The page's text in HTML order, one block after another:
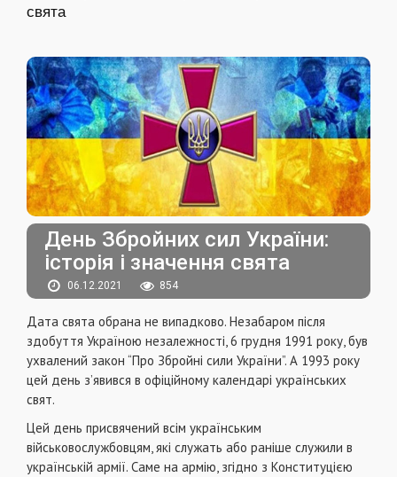
свята
День Збройних сил України:
історія і значення свята
06.12.2021 854
Дата свята обрана не випадково. Незабаром після
здобуття Україною незалежності, 6 грудня 1991 року, був
ухвалений закон “Про Збройні сили України”. А 1993 року
цей день з’явився в офіційному календарі українських
свят.
Цей день присвячений всім українським
військовослужбовцям, які служать або раніше служили в
українській армії. Саме на армію, згідно з Конституцією